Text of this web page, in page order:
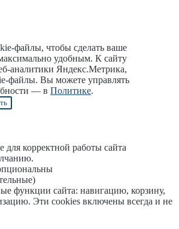
файлы, чтобы сделать ваше
удобным. К cайту
аналитики Яндекс.Метрика,
файлы. Вы можете управлять
— в Политике.
для корректной работы сайта
функции сайта: навигацию, корзину,
Эти cookies включены всегда и не